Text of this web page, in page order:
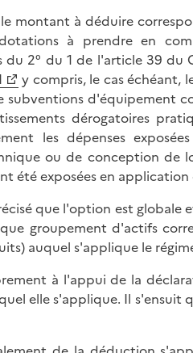
le montant à déduire
à prendre en
du 2° du 1 de l'article 39 du
y compris, le cas échéant,
subventions d'équipement
dérogatoires
les dépenses
ou de conception de
été exposées en application
que l'option est globale
groupement d'actifs
auquel s'applique le
à l'appui de la
elle s'applique. Il